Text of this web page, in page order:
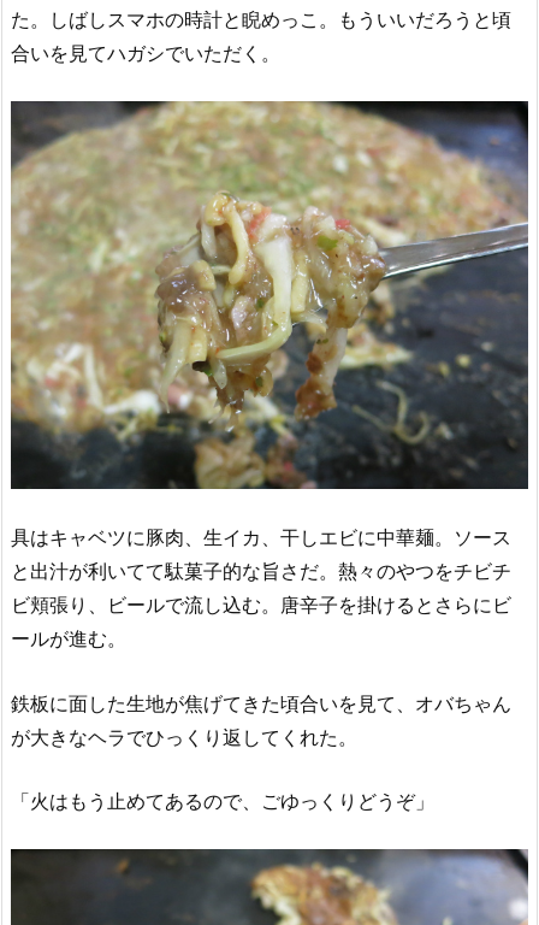
た。しばしスマホの時計と睨めっこ。もういいだろうと頃
合いを見てハガシでいただく。
具はキャベツに豚肉、生イカ、干しエビに中華麺。ソース
と出汁が利いてて駄菓子的な旨さだ。熱々のやつをチビチ
ビ頬張り、ビールで流し込む。唐辛子を掛けるとさらにビ
ールが進む。
鉄板に面した生地が焦げてきた頃合いを見て、オバちゃん
が大きなヘラでひっくり返してくれた。
「火はもう止めてあるので、ごゆっくりどうぞ」